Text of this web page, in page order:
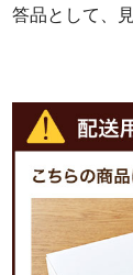
答品として、